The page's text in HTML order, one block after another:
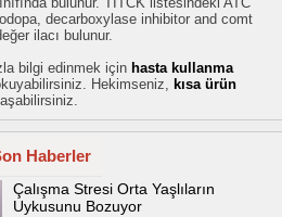
decarboxylase inhibitor and comt
ilacı bulunur.
bilgi edinmek için hasta kullanma
Hekimseniz, kısa ürün
Haberler
Çalışma Stresi Orta Yaşlıların
Uykusunu Bozuyor